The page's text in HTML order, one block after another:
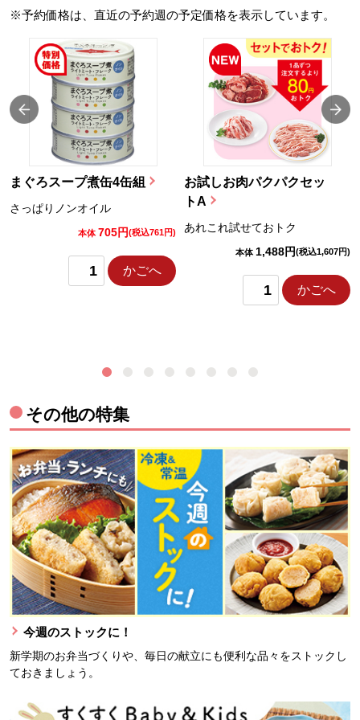
※予約価格は、直近の予約週の予定価格を表示しています。
まぐろスープ煮缶4缶組
さっぱりノンオイル
本体 705円(税込761円)
かごへ
お試しお肉パクパクセッ
トA
あれこれ試せておトク
本体 1,488円(税込1,607円)
かごへ
その他の特集
今週のストックに！
新学期のお弁当づくりや、毎日の献立にも便利な品々をストックし
ておきましょう。